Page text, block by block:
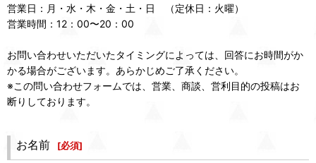
営業日：月・水・木・金・土・日 （定休日：火曜）
営業時間：12：00〜20：00
お問い合わせいただいたタイミングによっては、回答にお時間がか
かる場合がございます。あらかじめご了承ください。
※この問い合わせフォームでは、営業、商談、営利目的の投稿はお
断りしております。
お名前 [必須]